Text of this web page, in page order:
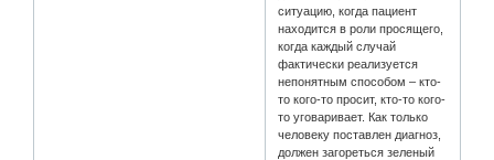
ситуацию, когда пациент
находится в роли просящего,
когда каждый случай
фактически реализуется
непонятным способом – кто-
то кого-то просит, кто-то кого-
то уговаривает. Как только
человеку поставлен диагноз,
должен загореться зеленый